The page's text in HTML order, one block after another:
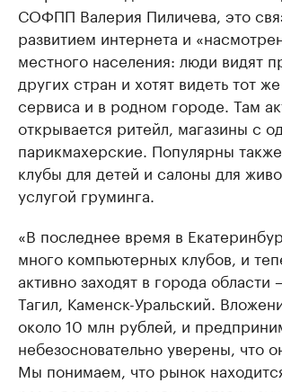
СОФПП Валерия Пиличева, это
развитием интернета и
местного населения: люди видят
других стран и хотят видеть тот
сервиса и в родном городе. Там
открывается ритейл, магазины с
парикмахерские. Популярны
клубы для детей и салоны для
услугой груминга.
«В последнее время в
много компьютерных клубов, и
активно заходят в города
Тагил, Каменск-Уральский.
около 10 млн рублей, и
небезосновательно уверены, что
Мы понимаем, что рынок